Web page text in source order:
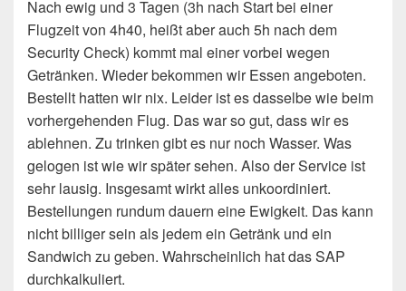
Nach ewig und 3 Tagen (3h nach Start bei einer
Flugzeit von 4h40, heißt aber auch 5h nach dem
Security Check) kommt mal einer vorbei wegen
Getränken. Wieder bekommen wir Essen angeboten.
Bestellt hatten wir nix. Leider ist es dasselbe wie beim
vorhergehenden Flug. Das war so gut, dass wir es
ablehnen. Zu trinken gibt es nur noch Wasser. Was
gelogen ist wie wir später sehen. Also der Service ist
sehr lausig. Insgesamt wirkt alles unkoordiniert.
Bestellungen rundum dauern eine Ewigkeit. Das kann
nicht billiger sein als jedem ein Getränk und ein
Sandwich zu geben. Wahrscheinlich hat das SAP
durchkalkuliert.